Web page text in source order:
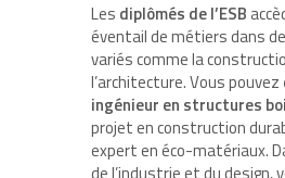
Les diplômés de l’ESB
éventail de métiers dans
variés comme la
l’architecture. Vous pouvez
ingénieur en structures
projet en construction
expert en éco-matériaux.